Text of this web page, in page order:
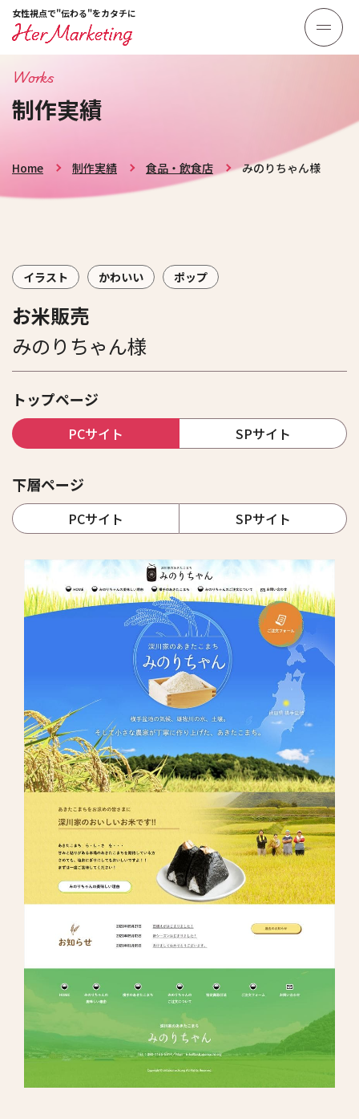
女性視点で"伝わる"をカタチに
Works
制作実績
Home 制作実績 食品・飲食店 みのりちゃん様
イラスト かわいい ポップ
お米販売
みのりちゃん様
トップページ
PCサイト SPサイト
下層ページ
PCサイト SPサイト